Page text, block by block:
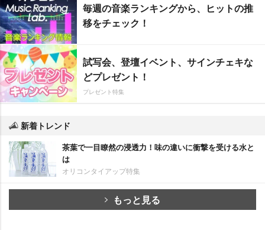
毎週の音楽ランキングから、ヒットの推
移をチェック！
試写会、登壇イベント、サインチェキな
どプレゼント！
プレゼント特集
新着トレンド
茶葉で一目瞭然の浸透力！味の違いに衝撃を受ける水と
は
オリコンタイアップ特集
もっと見る